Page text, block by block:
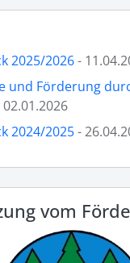
2025/2026-
und Förderung
02.01.2026
2024/2025-
vom